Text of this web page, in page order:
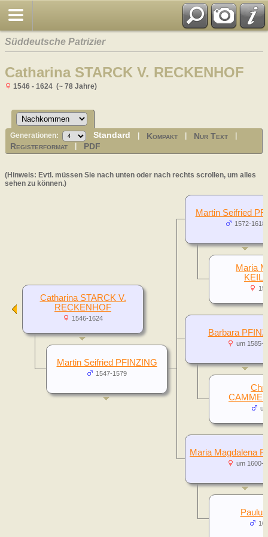
Süddeutsche Patrizier
Catharina STARCK V. RECKENHOF
1546 - 1624 (~ 78 Jahre)
Generationen: Standard Kompakt Nur Text
Registerformat PDF
(Hinweis: Evtl. müssen Sie nach unten oder nach rechts scrollen, um alles
sehen zu können.)
Martin Seifried
1572-1618
Maria
Barbara
um 1585-
Maria Magdalena
um 1600-
Catharina STARCK V.
RECKENHOF
1546-1624
Martin Seifried PFINZING
1547-1579